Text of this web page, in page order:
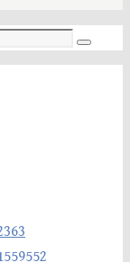
Search